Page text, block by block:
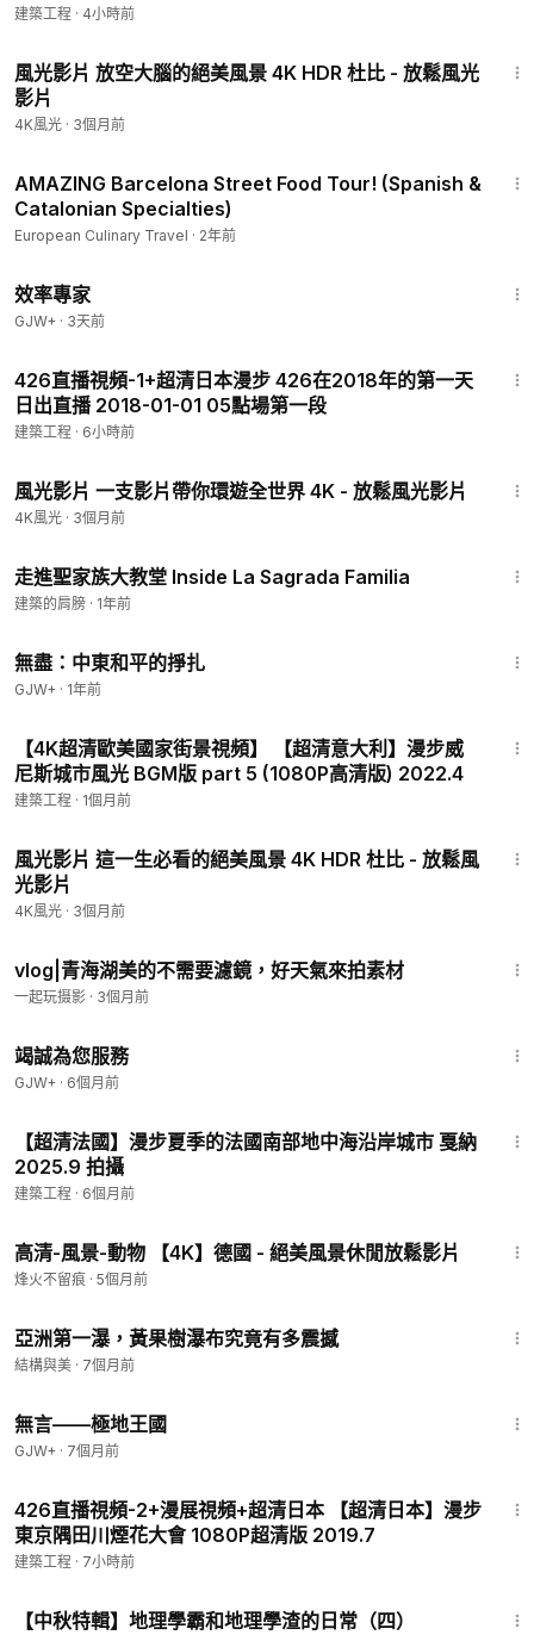
建築工程 · 4小時前
風光影片 放空大腦的絕美風景 4K HDR 杜比 - 放鬆風光
影片
4K風光 · 3個月前
AMAZING Barcelona Street Food Tour! (Spanish &
Catalonian Specialties)
European Culinary Travel · 2年前
效率專家
GJW+ · 3天前
426直播視頻-1+超清日本漫步 426在2018年的第一天
日出直播 2018-01-01 05點場第一段
建築工程 · 6小時前
風光影片 一支影片帶你環遊全世界 4K - 放鬆風光影片
4K風光 · 3個月前
走進聖家族大教堂 Inside La Sagrada Familia
建築的肩膀 · 1年前
無盡：中東和平的掙扎
GJW+ · 1年前
【4K超清歐美國家街景視頻】 【超清意大利】漫步威
尼斯城市風光 BGM版 part 5 (1080P高清版) 2022.4
建築工程 · 1個月前
風光影片 這一生必看的絕美風景 4K HDR 杜比 - 放鬆風
光影片
4K風光 · 3個月前
vlog|青海湖美的不需要濾鏡，好天氣來拍素材
一起玩摄影 · 3個月前
竭誠為您服務
GJW+ · 6個月前
【超清法國】漫步夏季的法國南部地中海沿岸城市 戛納
2025.9 拍攝
建築工程 · 6個月前
高清-風景-動物 【4K】德國 - 絕美風景休閒放鬆影片
烽火不留痕 · 5個月前
亞洲第一瀑，黃果樹瀑布究竟有多震撼
結構與美 · 7個月前
無言——極地王國
GJW+ · 7個月前
426直播視頻-2+漫展視頻+超清日本 【超清日本】漫步
東京隅田川煙花大會 1080P超清版 2019.7
建築工程 · 7小時前
【中秋特輯】地理學霸和地理學渣的日常（四）